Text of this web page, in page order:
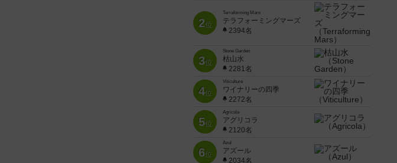
2位
Terraforming Mars
テラフォーミングマーズ
2394名
3位
Stone Garden
枯山水
2281名
4位
Viticulture
ワイナリーの四季
2272名
5位
Agricola
アグリコラ
2120名
6位
Azul
アズール
2034名